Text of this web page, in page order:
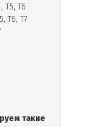
T5, T6
T6, T7
такие